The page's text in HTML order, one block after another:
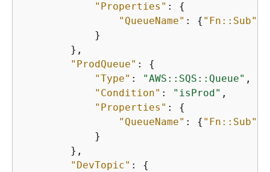
"Properties" : {
"QueueName" : { "Fn::Sub"
            }
        },
"ProdQueue" : {
"Type" : "AWS::SQS::Queue" ,
"Condition" : "isProd" ,
"Properties" : {
"QueueName" : { "Fn::Sub"
            }
        },
"DevTopic" : {